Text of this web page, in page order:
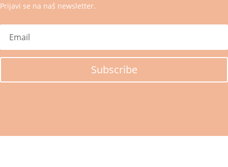
Prijavi se na naš newsletter.
Subscribe